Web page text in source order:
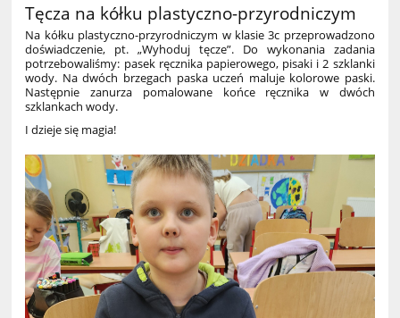
Tęcza na kółku plastyczno-przyrodniczym
Na kółku plastyczno-przyrodniczym w klasie 3c przeprowadzono
doświadczenie, pt. „Wyhoduj tęcze”. Do wykonania zadania
potrzebowaliśmy: pasek ręcznika papierowego, pisaki i 2 szklanki
wody. Na dwóch brzegach paska uczeń maluje kolorowe paski.
Następnie zanurza pomalowane końce ręcznika w dwóch
szklankach wody.
I dzieje się magia!